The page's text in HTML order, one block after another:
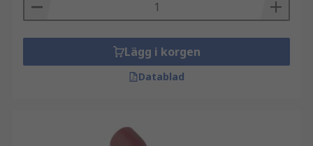
Lägg i korgen
Datablad